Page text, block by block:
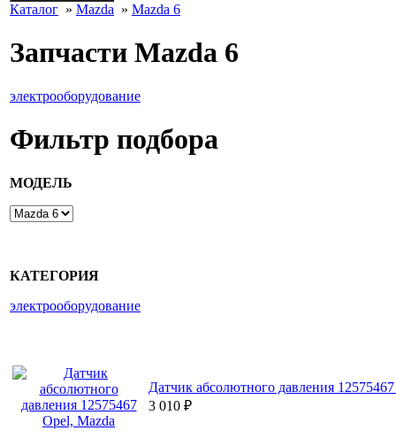
Каталог » Mazda » Mazda 6
Запчасти Mazda 6
электрооборудование
Фильтр подбора
МОДЕЛЬ
КАТЕГОРИЯ
электрооборудование
Датчик абсолютного давления
3 010 ₽